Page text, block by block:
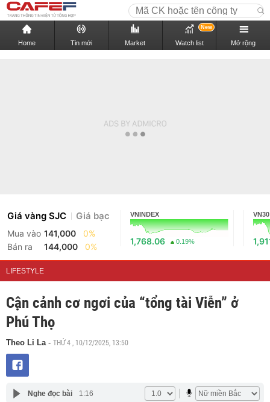
Home Tin mới Market Watch list
New
Mở rộng
Giá vàng SJC Giá bạc
Mua vào 141,000
0%
Bán ra
144,000 0%
VNINDEX
1,768.06 0.19%
VN30
LIFESTYLE
Cận cảnh cơ ngơi của “tổng tài Viễn” ở
Phú Thọ
Theo Li La - THỨ 4 , 10/12/2025, 13:50
Nghe đọc bài 1:16